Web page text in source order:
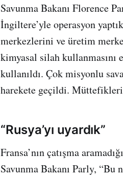
Savunma Bakanı Florence
İngiltere’yle operasyon
merkezlerini ve üretim
kimyasal silah
kullanıldı. Çok misyonlu
harekete geçildi.
“Rusya’yı uyardık”
Fransa’nın çatışma
Savunma Bakanı Parly,